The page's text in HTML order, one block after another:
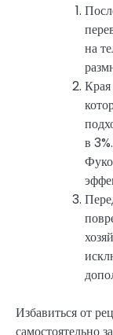
на
в
Избавиться от
самостоятельно